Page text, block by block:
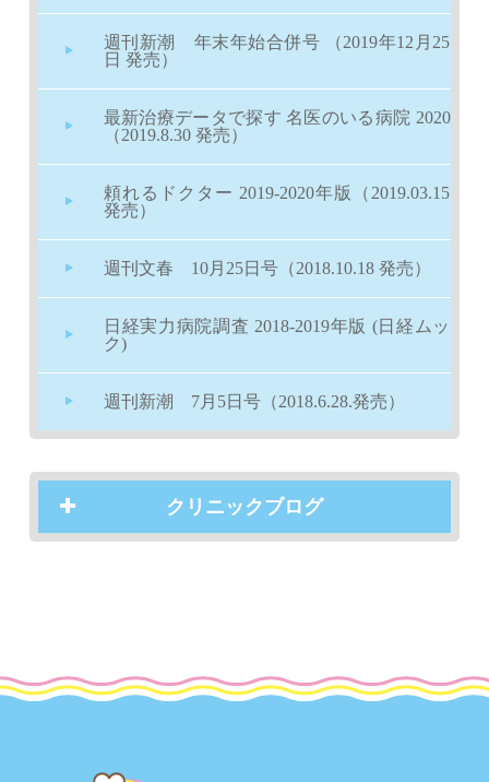
週刊新潮 年末年始合併号 （2019年12月25
日 発売）
最新治療データで探す 名医のいる病院 2020
（2019.8.30 発売）
頼れるドクター 2019-2020年版（2019.03.15
発売）
週刊文春 10月25日号（2018.10.18 発売）
日経実力病院調査 2018-2019年版 (日経ムッ
ク)
週刊新潮 7月5日号（2018.6.28.発売）
クリニックブログ